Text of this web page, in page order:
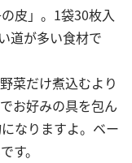
皮」。1袋30枚入
道が多い食材で
菜だけ煮込むより
お好みの具を包ん
なりますよ。ベー
す。